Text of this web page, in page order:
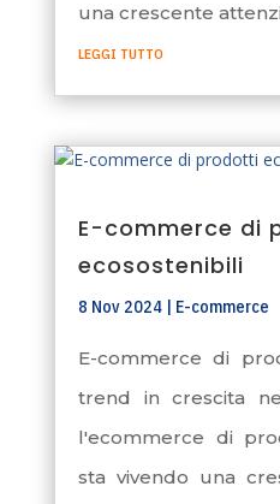
una crescente
leggi tutto
E-commerce di
ecosostenibili
8 Nov 2024| E-commerce
E-commerce di
trend in crescita
l'ecommerce di
sta vivendo una